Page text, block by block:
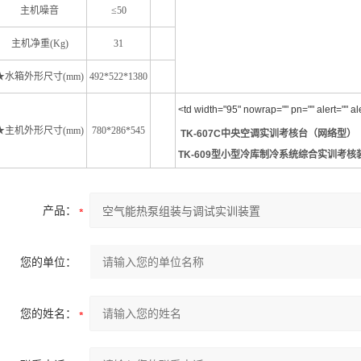
主机噪音 ≤50
主机净重(Kg) 31
箱外形尺寸(mm) 492*522*1380
机外形尺寸(mm) 780*286*545
<td width="95" nowrap="" pn="" alert=""
TK-607C中央空调实训考核台（网络型）
TK-609型小型冷库制冷系统综合实训考核
产品：
您的单位：
您的姓名：